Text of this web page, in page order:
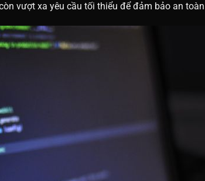
vượt xa yêu cầu tối thiểu để đảm bảo an